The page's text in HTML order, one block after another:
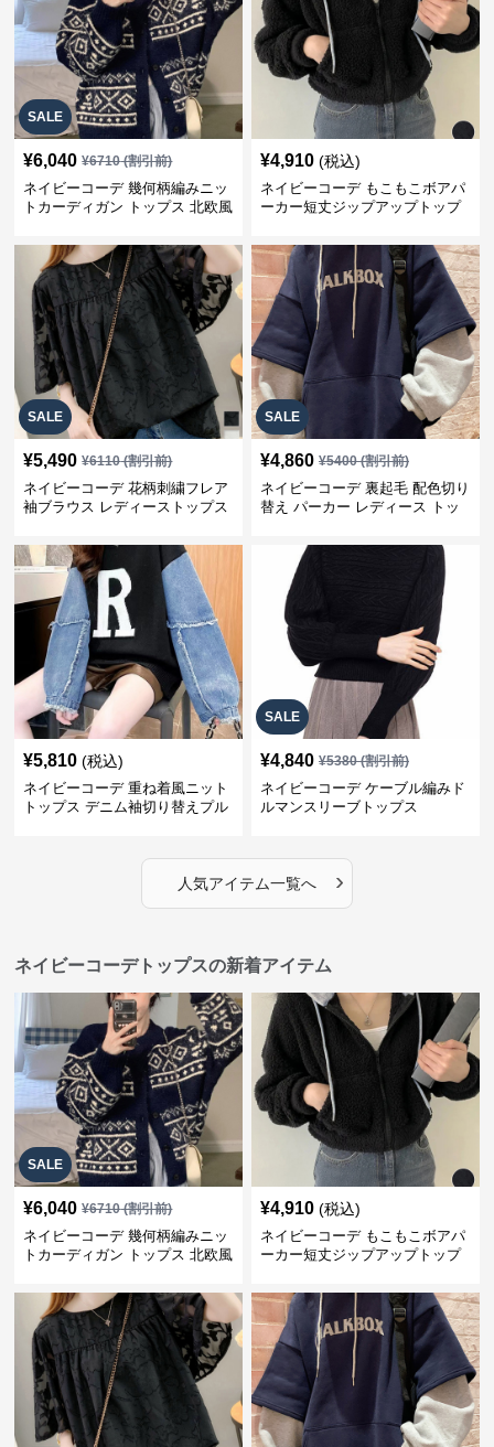
SALE
¥6,040 ¥6710(割引前)
ネイビーコーデ 幾何柄編みニッ
トカーディガン トップス 北欧風
¥4,910 (税込)
ネイビーコーデ もこもこボアパ
ーカー短丈ジップアップトップ
SALE
¥5,490 ¥6110(割引前)
ネイビーコーデ 花柄刺繍フレア
袖ブラウス レディーストップス
SALE
¥4,860 ¥5400(割引前)
ネイビーコーデ 裏起毛 配色切り
替え パーカー レディース トッ
¥5,810 (税込)
ネイビーコーデ 重ね着風ニット
トップス デニム袖切り替えプル
SALE
¥4,840 ¥5380(割引前)
ネイビーコーデ ケーブル編みド
ルマンスリーブトップス
人気アイテム一覧へ ›
ネイビーコーデトップスの新着アイテム
SALE
¥6,040 ¥6710(割引前)
ネイビーコーデ 幾何柄編みニッ
トカーディガン トップス 北欧風
¥4,910 (税込)
ネイビーコーデ もこもこボアパ
ーカー短丈ジップアップトップ